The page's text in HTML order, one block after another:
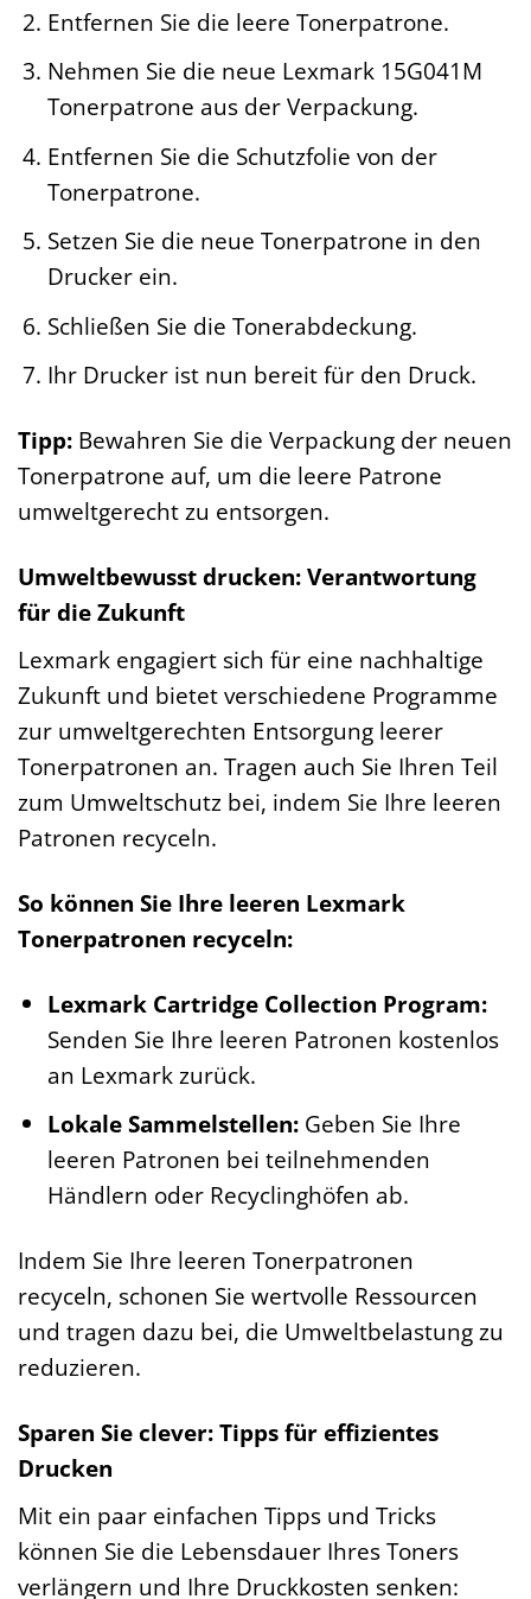
Entfernen Sie die leere Tonerpatrone.
Nehmen Sie die neue Lexmark 15G041M
Tonerpatrone aus der Verpackung.
Entfernen Sie die Schutzfolie von der
Tonerpatrone.
Setzen Sie die neue Tonerpatrone in den
Drucker ein.
Schließen Sie die Tonerabdeckung.
Ihr Drucker ist nun bereit für den Druck.
Tipp: Bewahren Sie die Verpackung der neuen
Tonerpatrone auf, um die leere Patrone
umweltgerecht zu entsorgen.
Umweltbewusst drucken: Verantwortung
für die Zukunft
Lexmark engagiert sich für eine nachhaltige
Zukunft und bietet verschiedene Programme
zur umweltgerechten Entsorgung leerer
Tonerpatronen an. Tragen auch Sie Ihren Teil
zum Umweltschutz bei, indem Sie Ihre leeren
Patronen recyceln.
So können Sie Ihre leeren Lexmark
Tonerpatronen recyceln:
Lexmark Cartridge Collection Program:
Senden Sie Ihre leeren Patronen kostenlos
an Lexmark zurück.
Lokale Sammelstellen:Geben Sie Ihre
leeren Patronen bei teilnehmenden
Händlern oder Recyclinghöfen ab.
Indem Sie Ihre leeren Tonerpatronen
recyceln, schonen Sie wertvolle Ressourcen
und tragen dazu bei, die Umweltbelastung zu
reduzieren.
Sparen Sie clever: Tipps für effizientes
Drucken
Mit ein paar einfachen Tipps und Tricks
können Sie die Lebensdauer Ihres Toners
verlängern und Ihre Druckkosten senken: